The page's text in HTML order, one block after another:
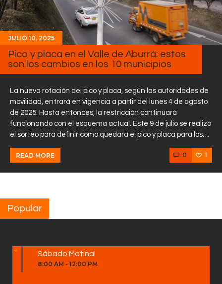
Equipo
Sobre Nosotros
Contactos
JULIO 10, 2025
Pico y placa en el Valle de Aburrá: estos
son los cambios en los 10 municipios
La nueva rotación del pico y placa, según las autoridades de
movilidad, entrará en vigencia a partir del lunes 4 de agosto
de 2025. Hasta entonces, la restricción continuará
funcionando con el esquema actual. Este 9 de julio se realizó
el sorteo para definir cómo quedará el pico y placa para los…
READ MORE 0 1
Popular
Sábado Matinal
8:00 AM - 12:00 PM